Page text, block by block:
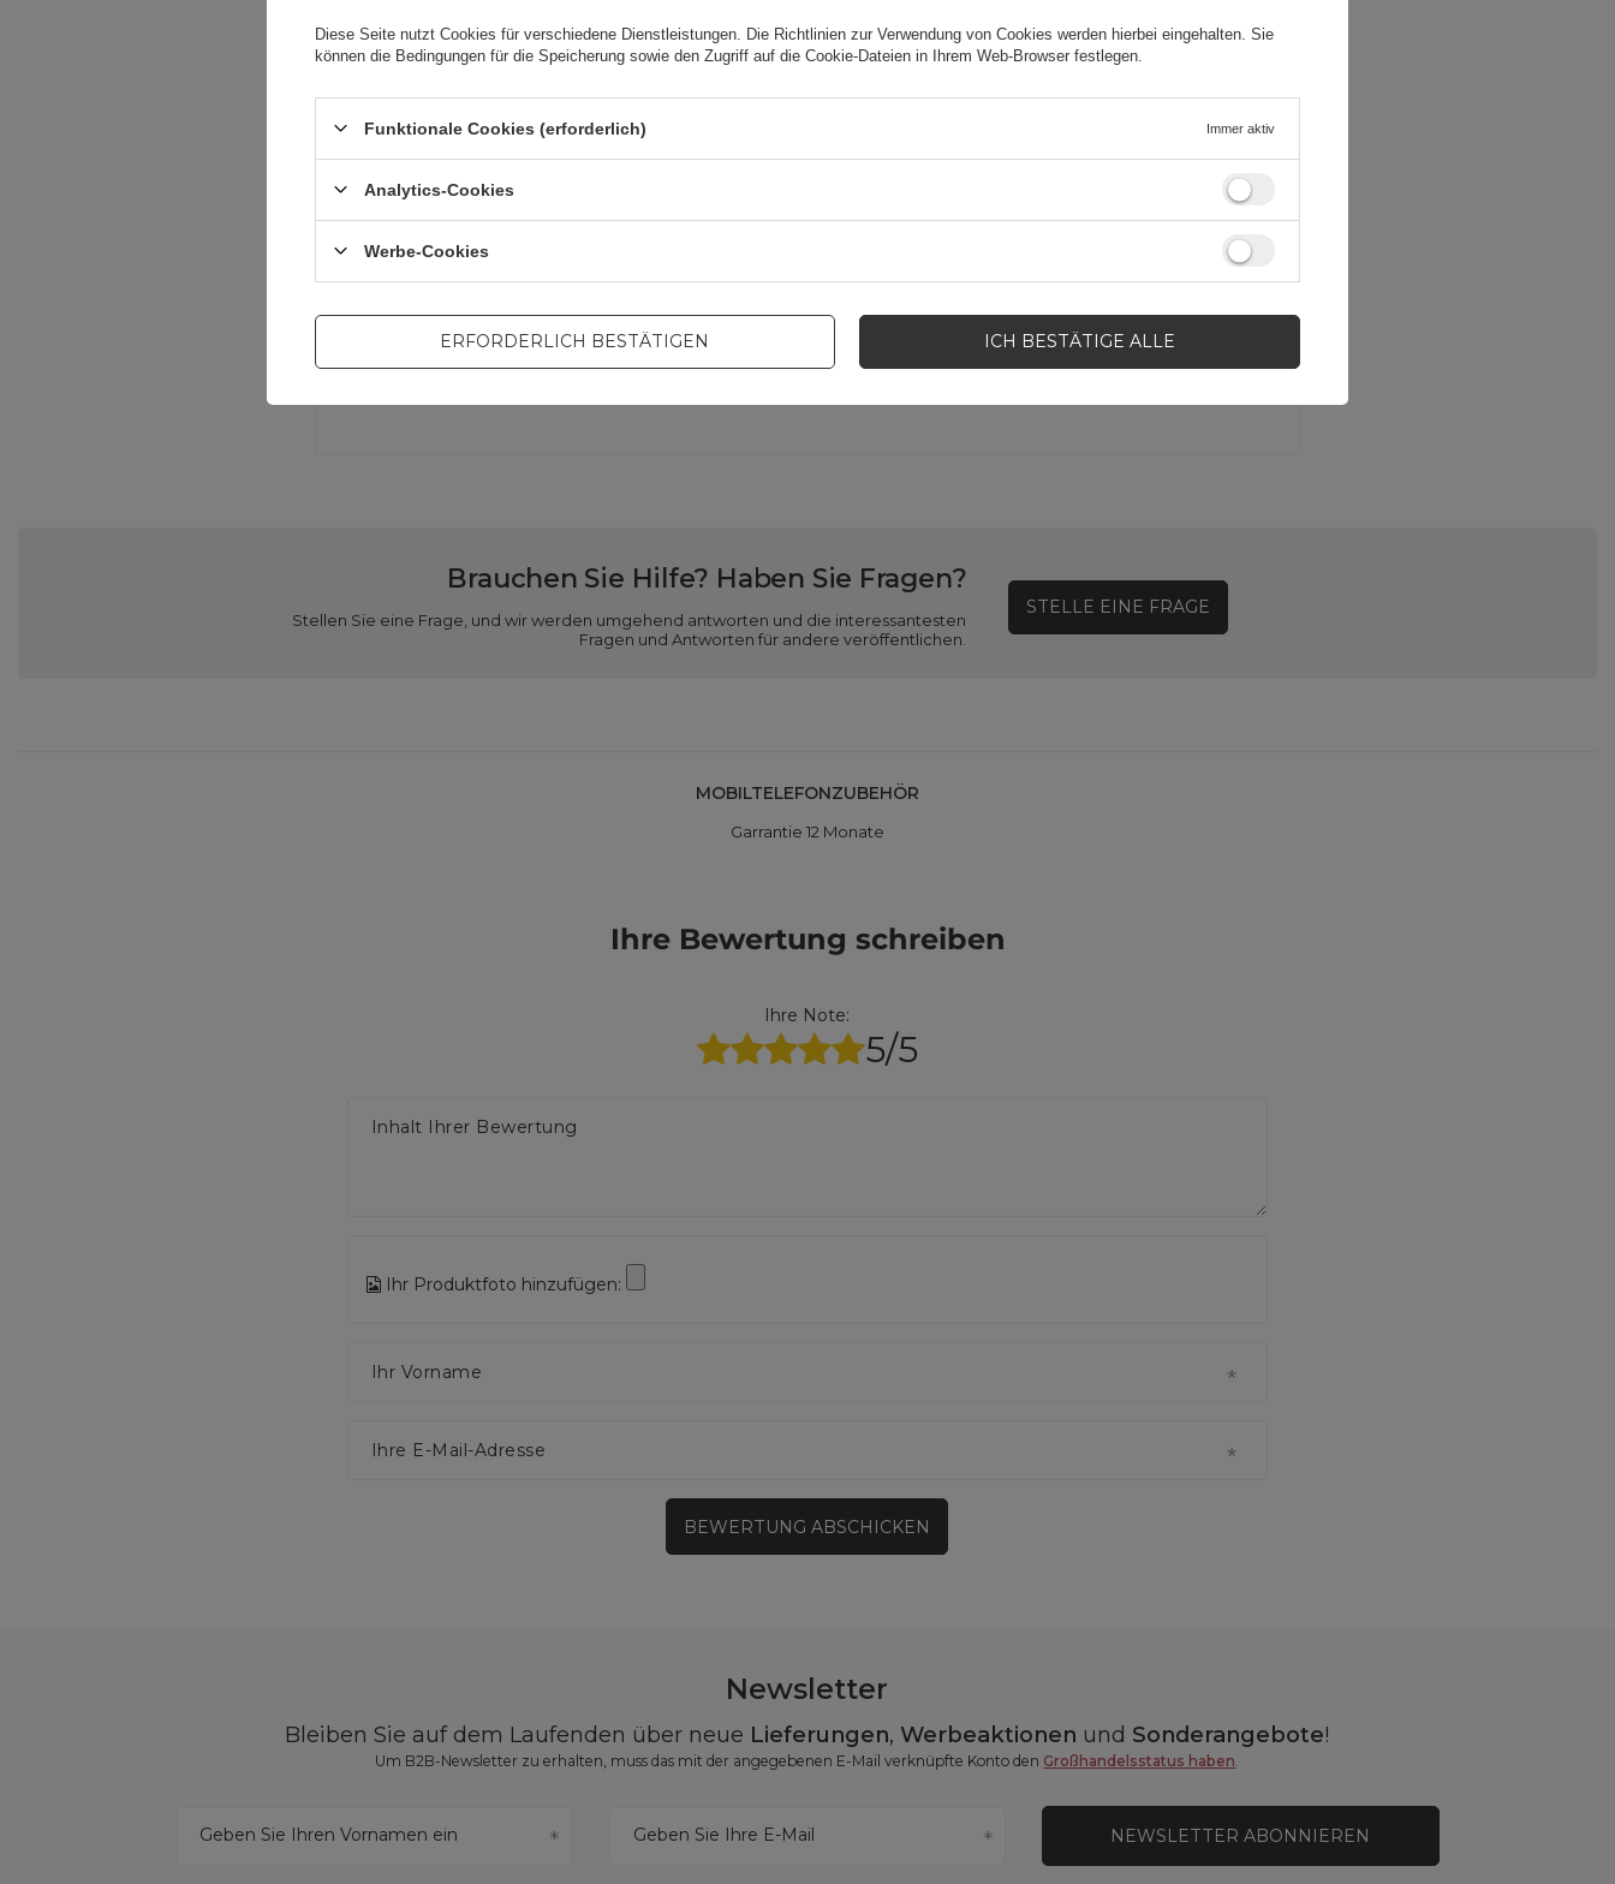
Verpackungshöhe in Zentimetern 23
Verpackungsbreite in Zentimetern
Brauchen Sie Hilfe? Haben Sie Fragen?
Stellen Sie eine Frage, und wir werden umgehend antworten und die interessantesten
Fragen und Antworten für andere veröffentlichen.
STELLE EINE FRAGE
MOBILTELEFONZUBEHÖR
Garrantie 12 Monate
Ihre Bewertung schreiben
Ihre Note:
5/5
Inhalt Ihrer Bewertung
Ihr Produktfoto hinzufügen:
Ihr Vorname
Ihre E-Mail-Adresse
BEWERTUNG ABSCHICKEN
Newsletter
Bleiben Sie auf dem Laufenden über neue Lieferungen,Werbeaktionen und Sonderangebote!
Um B2B-Newsletter zu erhalten, muss das mit der angegebenen E-Mail verknüpfte Konto den Großhandelsstatus haben.
Geben Sie Ihren Vornamen ein Geben Sie Ihre E-Mail NEWSLETTER ABONNIEREN
Diese Seite nutzt Cookies für verschiedene Dienstleistungen. Die Richtlinien zur Verwendung von Cookies werden hierbei eingehalten. Sie
können die Bedingungen für die Speicherung sowie den Zugriff auf die Cookie-Dateien in Ihrem Web-Browser festlegen.
Funktionale Cookies (erforderlich) Immer aktiv
Analytics-Cookies
Werbe-Cookies
ERFORDERLICH BESTÄTIGEN ICH BESTÄTIGE ALLE